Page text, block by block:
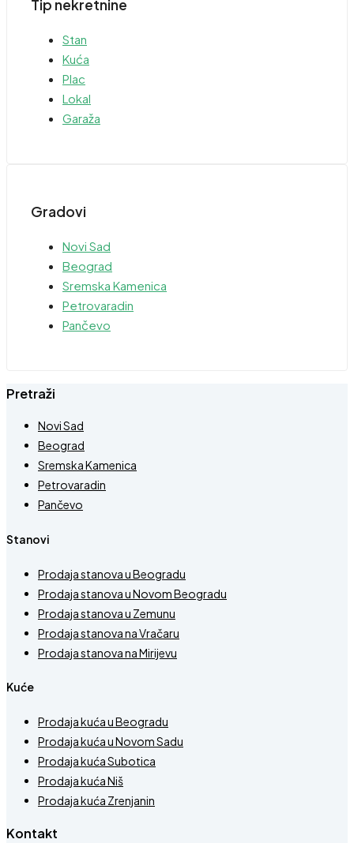
Tip nekretnine
Stan
Kuća
Plac
Lokal
Garaža
Gradovi
Novi Sad
Beograd
Sremska Kamenica
Petrovaradin
Pančevo
Pretraži
Novi Sad
Beograd
Sremska Kamenica
Petrovaradin
Pančevo
Stanovi
Prodaja stanova u Beogradu
Prodaja stanova u Novom Beogradu
Prodaja stanova u Zemunu
Prodaja stanova na Vračaru
Prodaja stanova na Mirijevu
Kuće
Prodaja kuća u Beogradu
Prodaja kuća u Novom Sadu
Prodaja kuća Subotica
Prodaja kuća Niš
Prodaja kuća Zrenjanin
Kontakt